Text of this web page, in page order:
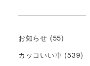
お知らせ (55)
カッコいい車 (539)